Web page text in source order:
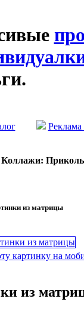
Реклама
Коллажи:
из матрицы
картинку на
из